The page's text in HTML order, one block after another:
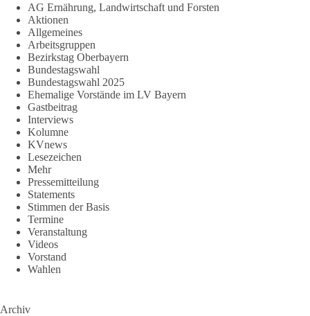
AG Ernährung, Landwirtschaft und Forsten
Aktionen
Allgemeines
Arbeitsgruppen
Bezirkstag Oberbayern
Bundestagswahl
Bundestagswahl 2025
Ehemalige Vorstände im LV Bayern
Gastbeitrag
Interviews
Kolumne
KVnews
Lesezeichen
Mehr
Pressemitteilung
Statements
Stimmen der Basis
Termine
Veranstaltung
Videos
Vorstand
Wahlen
Archiv